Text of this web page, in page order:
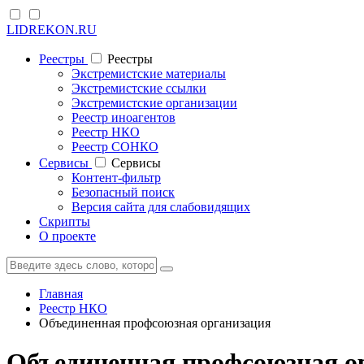
LIDREKON.RU
Реестры
Реестры
Экстремистские материалы
Экстремистские ссылки
Экстремистские организации
Реестр иноагентов
Реестр НКО
Реестр СОНКО
Cервисы
Cервисы
Контент-фильтр
Безопасный поиск
Версия сайта для слабовидящих
Скрипты
О проекте
Главная
Реестр НКО
Объединенная профсоюзная организация